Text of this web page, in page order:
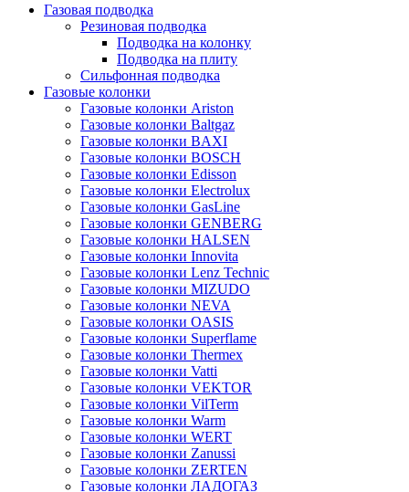
Газовая подводка
Резиновая подводка
Подводка на колонку
Подводка на плиту
Сильфонная подводка
Газовые колонки
Газовые колонки Ariston
Газовые колонки Baltgaz
Газовые колонки BAXI
Газовые колонки BOSCH
Газовые колонки Edisson
Газовые колонки Electrolux
Газовые колонки GasLine
Газовые колонки GENBERG
Газовые колонки HALSEN
Газовые колонки Innovita
Газовые колонки Lenz Technic
Газовые колонки MIZUDO
Газовые колонки NEVA
Газовые колонки OASIS
Газовые колонки Superflame
Газовые колонки Thermex
Газовые колонки Vatti
Газовые колонки VEKTOR
Газовые колонки VilTerm
Газовые колонки Warm
Газовые колонки WERT
Газовые колонки Zanussi
Газовые колонки ZERTEN
Газовые колонки ЛАДОГАЗ